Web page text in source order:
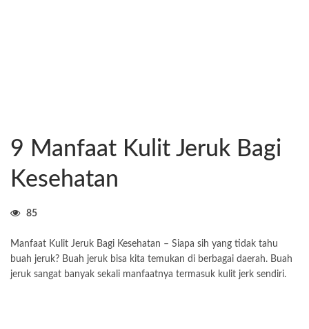
9 Manfaat Kulit Jeruk Bagi
Kesehatan
85
Manfaat Kulit Jeruk Bagi Kesehatan – Siapa sih yang tidak tahu
buah jeruk? Buah jeruk bisa kita temukan di berbagai daerah. Buah
jeruk sangat banyak sekali manfaatnya termasuk kulit jerk sendiri.